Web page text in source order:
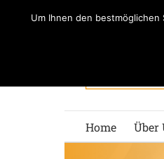
Home Über
Um Ihnen den